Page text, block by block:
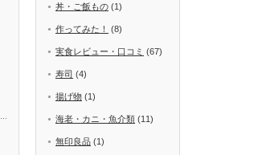
丼・ご飯もの (1)
作ってみた！ (8)
実食レビュー・口コミ (67)
寿司 (4)
揚げ物 (1)
海老・カニ・魚介類 (11)
無印良品 (1)